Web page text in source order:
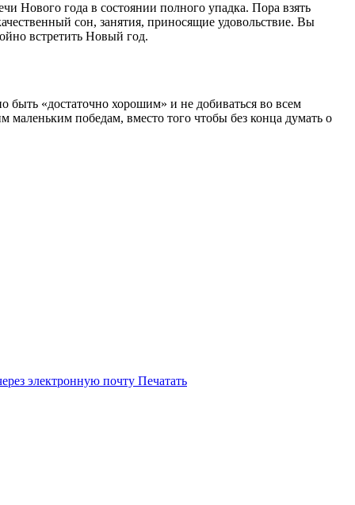
Нового года в состоянии полного упадка. Пора взять
сон, занятия, приносящие удовольствие. Вы
встретить Новый год.
«достаточно хорошим» и не добиваться во всем
маленьким победам, вместо того чтобы без конца думать о
электронную почту Печатать